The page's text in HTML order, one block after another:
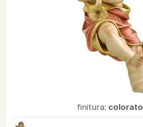
finitura: colorato